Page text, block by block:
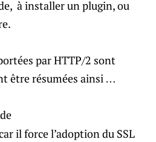
à installer un plugin, ou
par HTTP/2 sont
être résumées ainsi …
il force l’adoption du SSL